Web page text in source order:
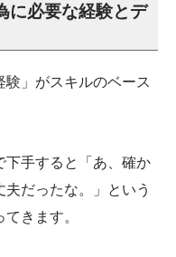
に必要な経験とデ
」がスキルのベース
下手すると「あ、確か
だったな。」という
きます。